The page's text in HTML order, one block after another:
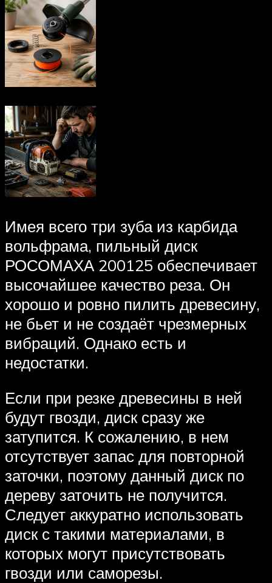
Имея всего три зуба из карбида
вольфрама, пильный диск
РОСОМАХА 200125 обеспечивает
высочайшее качество реза. Он
хорошо и ровно пилить древесину,
не бьет и не создаёт чрезмерных
вибраций. Однако есть и
недостатки.
Если при резке древесины в ней
будут гвозди, диск сразу же
затупится. К сожалению, в нем
отсутствует запас для повторной
заточки, поэтому данный диск по
дереву заточить не получится.
Следует аккуратно использовать
диск с такими материалами, в
которых могут присутствовать
гвозди или саморезы.